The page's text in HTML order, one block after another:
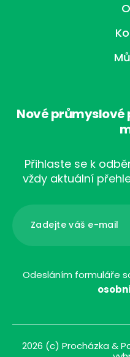
Nové průmyslové
Přihlaste se k
vždy aktuální
Odesláním formuláře
2026 (c) Procházka &